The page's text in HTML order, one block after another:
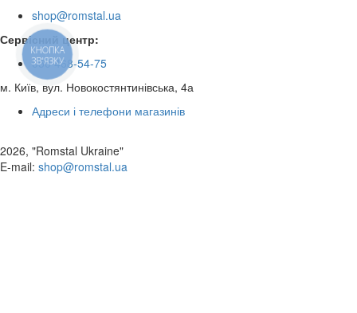
shop@romstal.ua
Сервісний центр:
050 468-54-75
м. Київ, вул. Новокостянтинівська, 4а
Адреси і телефони магазинів
2026, "Romstal Ukraine"
​E-mail: shop@romstal.ua
КНОПКА
ЗВ'ЯЗКУ